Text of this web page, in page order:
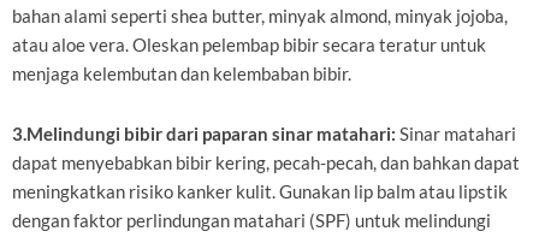
bahan alami seperti shea butter, minyak almond, minyak jojoba,
atau aloe vera. Oleskan pelembap bibir secara teratur untuk
menjaga kelembutan dan kelembaban bibir.
3.Melindungi bibir dari paparan sinar matahari: Sinar matahari
dapat menyebabkan bibir kering, pecah-pecah, dan bahkan dapat
meningkatkan risiko kanker kulit. Gunakan lip balm atau lipstik
dengan faktor perlindungan matahari (SPF) untuk melindungi